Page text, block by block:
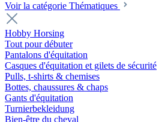
Voir la catégorie Thématiques
Hobby Horsing
Tout pour débuter
Pantalons d'équitation
Casques d'équitation et gilets de sécurité
Pulls, t-shirts & chemises
Bottes, chaussures & chaps
Gants d'équitation
Turnierbekleidung
Bien-être du cheval